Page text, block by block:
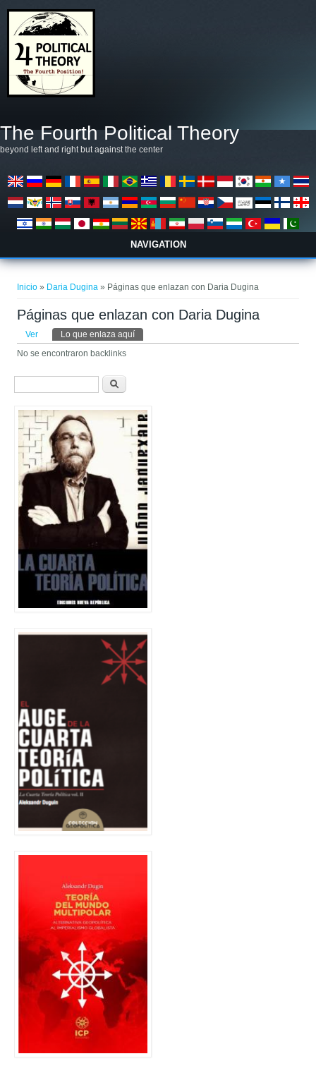
The Fourth Political Theory
beyond left and right but against the center
NAVIGATION
Inicio » Daria Dugina » Páginas que enlazan con Daria Dugina
Páginas que enlazan con Daria Dugina
Solapas principales
Ver Lo que enlaza aquí
No se encontraron backlinks
Formulario de búsqueda